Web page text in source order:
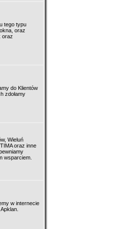
tego typu
oraz
oraz
do Klientów
zdołamy
Wieluń
oraz inne
wsparciem.
w internecie